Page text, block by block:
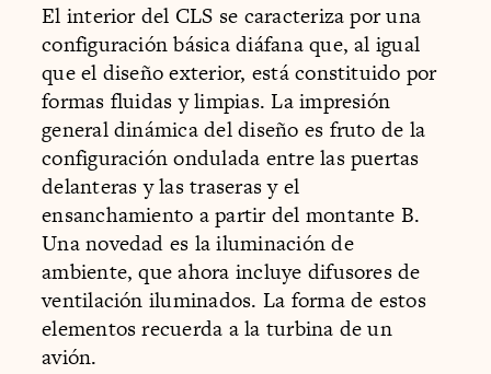
El interior del CLS se caracteriza por una
configuración básica diáfana que, al igual
que el diseño exterior, está constituido por
formas fluidas y limpias. La impresión
general dinámica del diseño es fruto de la
configuración ondulada entre las puertas
delanteras y las traseras y el
ensanchamiento a partir del montante B.
Una novedad es la iluminación de
ambiente, que ahora incluye difusores de
ventilación iluminados. La forma de estos
elementos recuerda a la turbina de un
avión.